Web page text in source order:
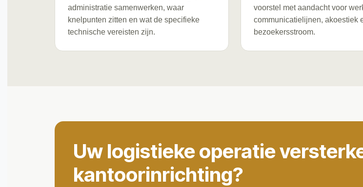
administratie samenwerken, waar
knelpunten zitten en wat de specifieke
technische vereisten zijn.
voorstel met aandacht voor
communicatielijnen, akoestiek
bezoekersstroom.
Uw logistieke operatie
kantoorinrichting?